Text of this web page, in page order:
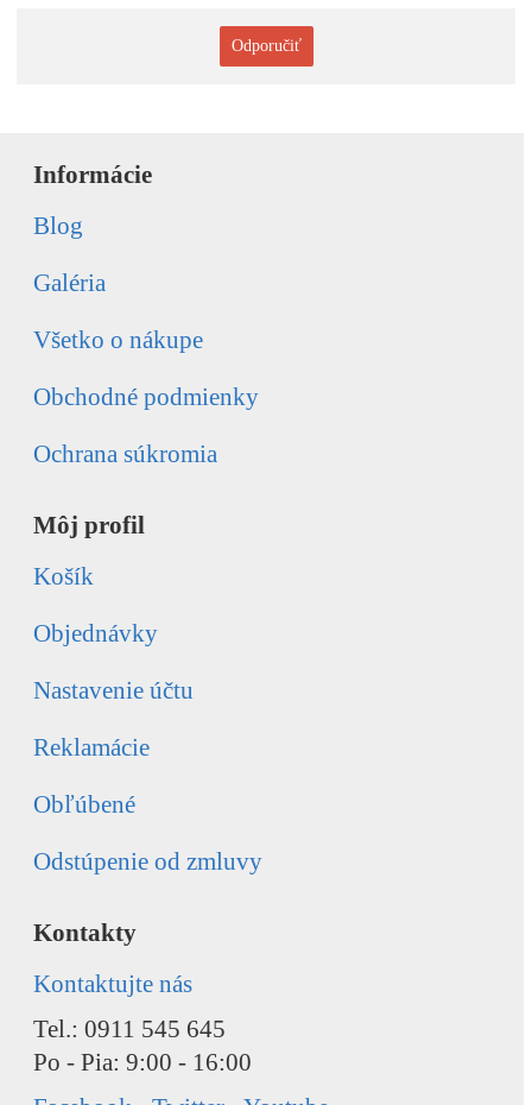
Odporučiť
Informácie
Blog
Galéria
Všetko o nákupe
Obchodné podmienky
Ochrana súkromia
Môj profil
Košík
Objednávky
Nastavenie účtu
Reklamácie
Obľúbené
Odstúpenie od zmluvy
Kontakty
Kontaktujte nás
Tel.: 0911 545 645
Po - Pia: 9:00 - 16:00